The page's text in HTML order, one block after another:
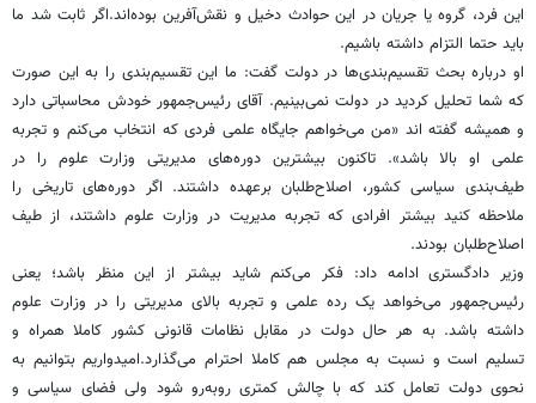
این فرد، گروه یا جریان در این حوادث دخیل و نقش‌آفرین بوده‌اند.اگر ثابت شد ما
باید حتما التزام داشته باشیم.
او درباره بحث تقسیم‌بندی‌ها در دولت گفت: ما این تقسیم‌بندی را به این صورت
که شما تحلیل کردید در دولت نمی‌بینیم. آقای رئیس‌جمهور خودش محاسباتی دارد
و همیشه گفته اند «من می‌خواهم جایگاه علمی فردی که انتخاب می‌کنم و تجربه
علمی او بالا باشد». تاکنون بیشترین دوره‌های مدیریتی وزارت علوم را در
طیف‌بندی سیاسی کشور، اصلاح‌طلبان برعهده داشتند. اگر دوره‌های تاریخی را
ملاحظه کنید بیشتر افرادی که تجربه مدیریت در وزارت علوم داشتند، از طیف
اصلاح‌طلبان بودند.
وزیر دادگستری ادامه داد: فکر می‌کنم شاید بیشتر از این منظر باشد؛ یعنی
رئیس‌جمهور می‌خواهد یک رده علمی و تجربه بالای مدیریتی را در وزارت علوم
داشته باشد. به هر حال دولت در مقابل نظامات قانونی کشور کاملا همراه و
تسلیم است و نسبت به مجلس هم کاملا احترام می‌گذارد.امیدواریم بتوانیم به
نحوی دولت تعامل کند که با چالش کمتری روبه‌رو شود ولی فضای سیاسی و